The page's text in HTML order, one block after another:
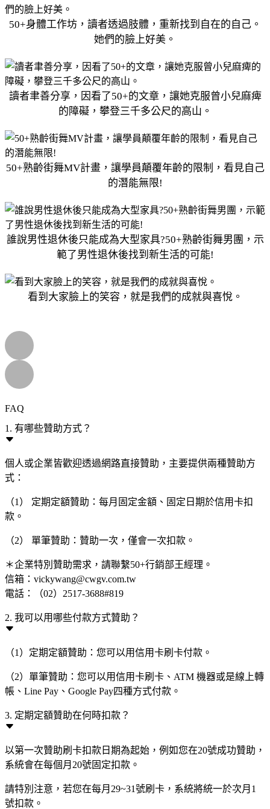
50+身體工作坊，讀者透過肢體，重新找到自在的自己。
她們的臉上好美。
讀者聿善分享，因看了50+的文章，讓她克服曾小兒麻痺
的障礙，攀登三千多公尺的高山。
50+熟齡街舞MV計畫，讓學員顛覆年齡的限制，看見自己
的潛能無限!
誰說男性退休後只能成為大型家具?50+熟齡街舞男團，示
範了男性退休後找到新生活的可能!
看到大家臉上的笑容，就是我們的成就與喜悅。
FAQ
1. 有哪些贊助方式？
個人或企業皆歡迎透過網路直接贊助，主要提供兩種贊助方
式：
（1） 定期定額贊助：每月固定金額、固定日期於信用卡扣
款。
（2） 單筆贊助：贊助一次，僅會一次扣款。
＊企業特別贊助需求，請聯繫50+行銷部王經理。
信箱：vickywang@cwgv.com.tw
電話：（02）2517-3688#819
2. 我可以用哪些付款方式贊助？
（1）定期定額贊助：您可以用信用卡刷卡付款。
（2）單筆贊助：您可以用信用卡刷卡、ATM 機器或是線上轉
帳、Line Pay、Google Pay四種方式付款。
3. 定期定額贊助在何時扣款？
以第一次贊助刷卡扣款日期為起始，例如您在20號成功贊助，
系統會在每個月20號固定扣款。
請特別注意，若您在每月29~31號刷卡，系統將統一於次月1
號扣款。